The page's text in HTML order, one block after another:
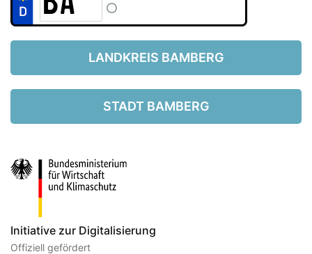
LANDKREIS BAMBERG
STADT BAMBERG
Initiative zur Digitalisierung
Offiziell gefördert